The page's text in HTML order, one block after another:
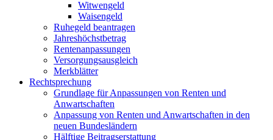
Witwengeld
Waisengeld
Ruhegeld beantragen
Jahreshöchstbetrag
Rentenanpassungen
Versorgungsausgleich
Merkblätter
Rechtsprechung
Grundlage für Anpassungen von Renten und
Anwartschaften
Anpassung von Renten und Anwartschaften in den
neuen Bundesländern
Hälftige Beitragserstattung